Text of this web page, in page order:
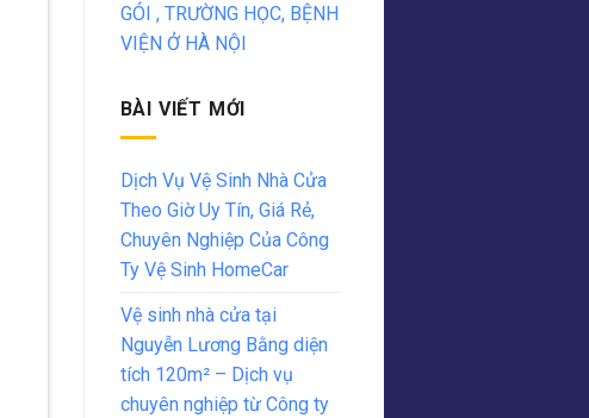
GÓI , TRƯỜNG HỌC, BỆNH
VIỆN Ở HÀ NỘI
BÀI VIẾT MỚI
Dịch Vụ Vệ Sinh Nhà Cửa
Theo Giờ Uy Tín, Giá Rẻ,
Chuyên Nghiệp Của Công
Ty Vệ Sinh HomeCar
Vệ sinh nhà cửa tại
Nguyễn Lương Bằng diện
tích 120m² – Dịch vụ
chuyên nghiệp từ Công ty